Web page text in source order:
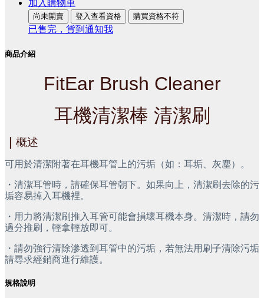
加入購物車
尚未開賣 登入查看資格 購買資格不符
已售完，貨到通知我
商品介紹
FitEar Brush Cleaner
耳機清潔棒 清潔刷
概述
可用於清潔附著在耳機耳管上的污垢（如：耳垢、灰塵）。
・清潔耳管時，請確保耳管朝下。如果向上，清潔刷去除的污
垢容易掉入耳機裡。
・用力將清潔刷推入耳管可能會損壞耳機本身。清潔時，請勿
過分推刷，輕拿輕放即可。
・請勿強行清除滲透到耳管中的污垢，若無法用刷子清除污垢
請尋求經銷商進行維護。
規格說明